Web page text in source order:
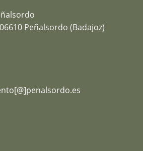
Peñalsordo (Badajoz)